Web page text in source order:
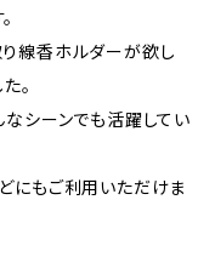
線香ホルダーが欲し
。
なシーンでも活躍してい
にもご利用いただけま